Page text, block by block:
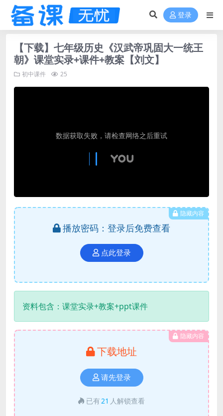
登录
【下载】七年级历史《汉武帝巩固大一统王
朝》课堂实录+课件+教案【刘文】
初中课件 25
隐藏内容
播放密码：登录后免费查看
点此登录
资料包含：课堂实录+教案+ppt课件
隐藏内容
下载地址
请先登录
已有 21 人解锁查看